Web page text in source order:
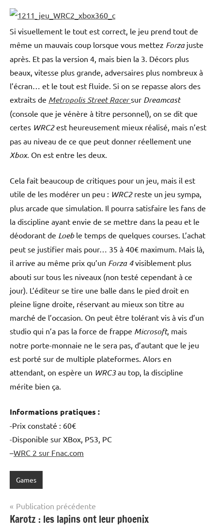
Si visuellement le tout est correct, le jeu prend tout de
même un mauvais coup lorsque vous mettez Forza juste
après. Et pas la version 4, mais bien la 3. Décors plus
beaux, vitesse plus grande, adversaires plus nombreux à
l’écran… et le tout est fluide. Si on se repasse alors des
extraits de Metropolis Street Racer sur Dreamcast
(console que je vénère à titre personnel), on se dit que
certes WRC2est heureusement mieux réalisé, mais n’est
pas au niveau de ce que peut donner réellement une
Xbox. On est entre les deux.
Cela fait beaucoup de critiques pour un jeu, mais il est
utile de les modérer un peu : WRC2reste un jeu sympa,
plus arcade que simulation. Il pourra satisfaire les fans de
la discipline ayant envie de se mettre dans la peau et le
déodorant de Loeble temps de quelques courses. L’achat
peut se justifier mais pour… 35 à 40€ maximum. Mais là,
il arrive au même prix qu’un Forza 4visiblement plus
abouti sur tous les niveaux (non testé cependant à ce
jour). L’éditeur se tire une balle dans le pied droit en
pleine ligne droite, réservant au mieux son titre au
marché de l’occasion. On peut être tolérant vis à vis d’un
studio qui n’a pas la force de frappe Microsoft, mais
notre porte-monnaie ne le sera pas, d’autant que le jeu
est porté sur de multiple plateformes. Alors en
attendant, on espère un WRC3au top, la discipline
mérite bien ça.
Informations pratiques :
-Prix constaté : 60€
-Disponible sur XBox, PS3, PC
–WRC 2 sur Fnac.com
Games
Navigation
de
Publication précédente
Karotz : les lapins ont leur phoenix